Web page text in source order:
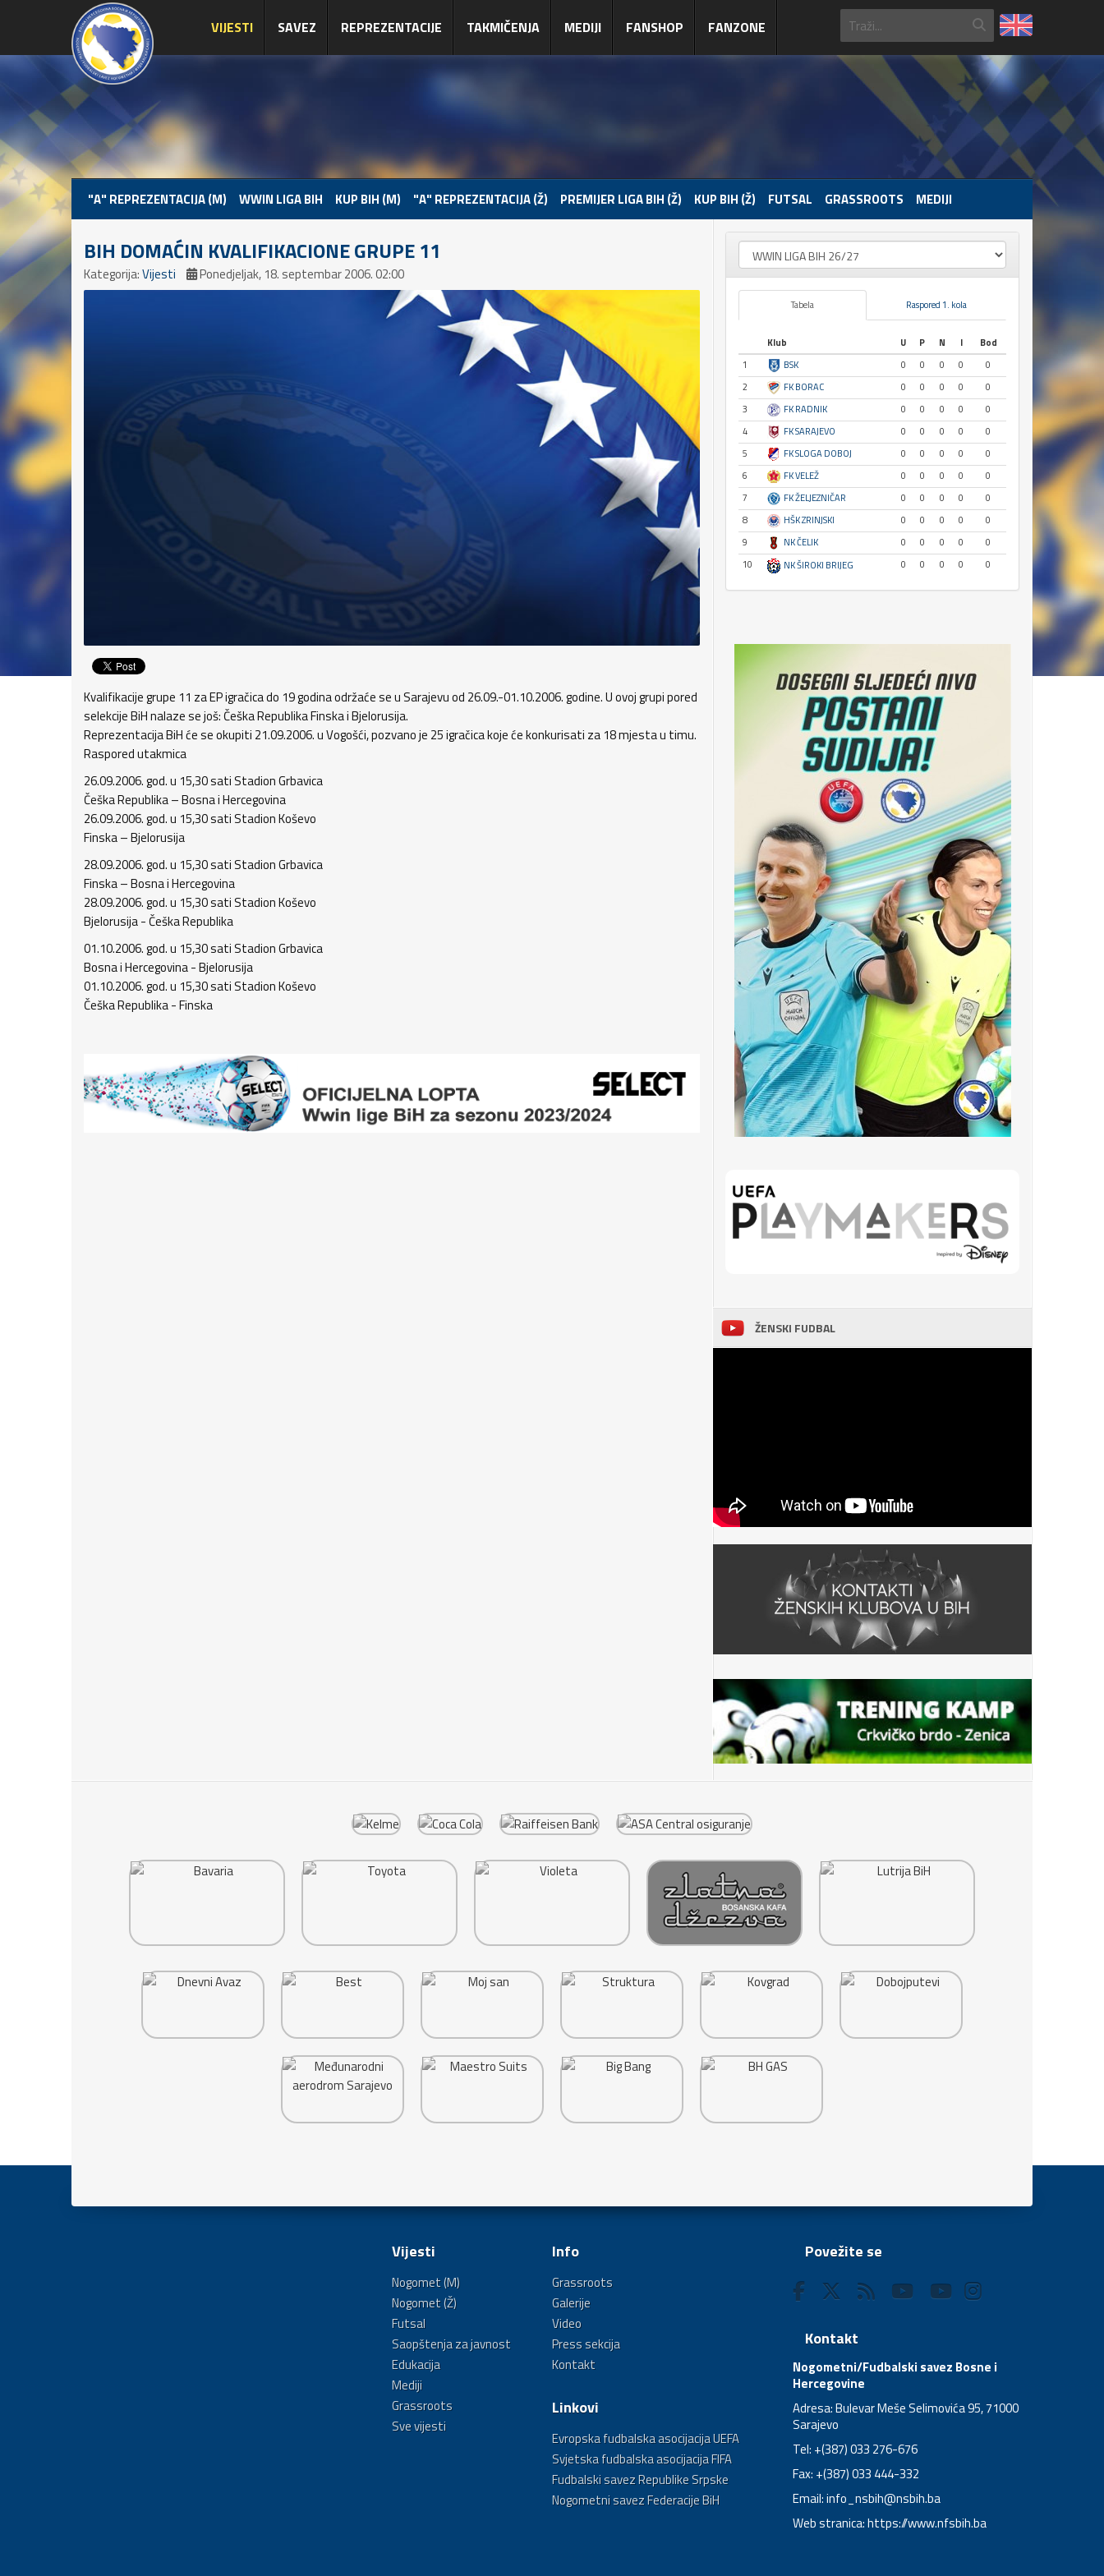
VIJESTI SAVEZ REPREZENTACIJE TAKMIČENJA MEDIJI FANSHOP FANZONE
"A" REPREZENTACIJA (M) WWIN LIGA BIH KUP BIH (M) "A" REPREZENTACIJA (Ž) PREMIJER LIGA BIH (Ž) KUP BIH (Ž) FUTSAL GRASSROOTS MEDIJI
BIH DOMAĆIN KVALIFIKACIONE GRUPE 11
Kategorija:Vijesti Ponedjeljak, 18. septembar 2006. 02:00
Kvalifikacije grupe 11 za EP igračica do 19 godina održaće se u Sarajevu od 26.09.-01.10.2006. godine. U ovoj grupi pored
selekcije BiH nalaze se još: Češka Republika Finska i Bjelorusija.
Reprezentacija BiH će se okupiti 21.09.2006. u Vogošći, pozvano je 25 igračica koje će konkurisati za 18 mjesta u timu.
Raspored utakmica
26.09.2006. god. u 15,30 sati Stadion Grbavica
Češka Republika – Bosna i Hercegovina
26.09.2006. god. u 15,30 sati Stadion Koševo
Finska – Bjelorusija
28.09.2006. god. u 15,30 sati Stadion Grbavica
Finska – Bosna i Hercegovina
28.09.2006. god. u 15,30 sati Stadion Koševo
Bjelorusija - Češka Republika
01.10.2006. god. u 15,30 sati Stadion Grbavica
Bosna i Hercegovina - Bjelorusija
01.10.2006. god. u 15,30 sati Stadion Koševo
Češka Republika - Finska
Tabela Raspored 1. kola
Klub U P N I
Bod
1
BSK 0 0 0 0
0
2
FK BORAC 0 0 0 0
0
3
FK RADNIK 0 0 0 0
0
4
FK SARAJEVO 0 0 0 0
0
5
FK SLOGA DOBOJ 0 0 0 0
0
6
FK VELEŽ 0 0 0 0
0
7
FK ŽELJEZNIČAR 0 0 0 0
0
8
HŠK ZRINJSKI 0 0 0 0
0
9
NK ČELIK 0 0 0 0
0
10
NK ŠIROKI BRIJEG 0 0 0 0 0
ŽENSKI FUDBAL
Vijesti
Nogomet (M)
Nogomet (Ž)
Futsal
Saopštenja za javnost
Edukacija
Mediji
Grassroots
Sve vijesti
Info
Grassroots
Galerije
Video
Press sekcija
Kontakt
Linkovi
Evropska fudbalska asocijacija UEFA
Svjetska fudbalska asocijacija FIFA
Fudbalski savez Republike Srpske
Nogometni savez Federacije BiH
Povežite se
Kontakt
Nogometni/Fudbalski savez Bosne i
Hercegovine
Adresa: Bulevar Meše Selimovića 95, 71000
Sarajevo
Tel: +(387) 033 276-676
Fax: +(387) 033 444-332
Email:info_nsbih@nsbih.ba
Web stranica: https://www.nfsbih.ba